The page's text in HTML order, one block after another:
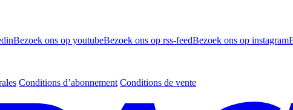
Bezoek ons op youtubeBezoek ons op rss-feedBezoek ons op instagram
Conditions d’abonnement Conditions de vente